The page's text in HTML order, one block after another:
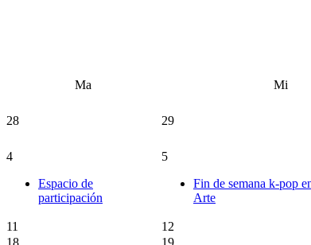
Ma Mi
28 29
4
Espacio de
participación
5
Fin de semana k-pop
Arte
11 12
18 19